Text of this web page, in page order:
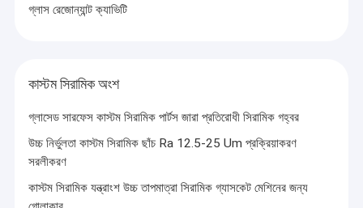
মোবাইল গ্লাস কভার মেকিং মেশিন
অপটিক্যাল ক্রিস্টাল
গ্লাস রেজোন্যান্ট ক্যাভিটি
কাস্টম সিরামিক অংশ
গ্লাসেড সারফেস কাস্টম সিরামিক পার্টস জারা প্রতিরোধী সিরামিক গহ্বর
উচ্চ নির্ভুলতা কাস্টম সিরামিক ছাঁচ Ra 12.5-25 Um প্রক্রিয়াকরণ
সরলীকরণ
কাস্টম সিরামিক যন্ত্রাংশ উচ্চ তাপমাত্রা সিরামিক গ্যাসকেট মেশিনের জন্য